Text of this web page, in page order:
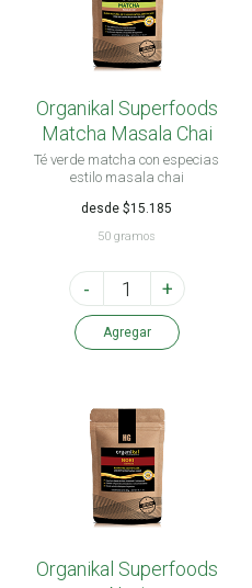
Organikal Superfoods
Matcha Masala Chai
Té verde matcha con especias
estilo masala chai
desde $15.185
50 gramos
- +
Agregar
Organikal Superfoods